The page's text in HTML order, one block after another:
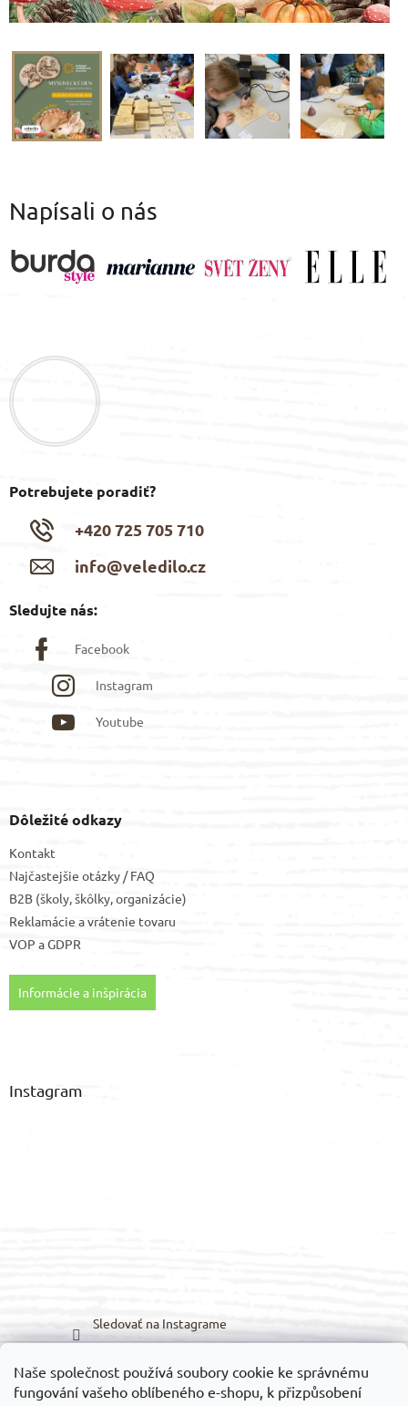
Naše společnost používá soubory cookie ke správnému
fungování vašeho oblíbeného e-shopu, k přizpůsobení
Napísali o nás
Potrebujete poradiť?
+420 725 705 710
info@veledilo.cz
Sledujte nás:
Facebook
Instagram
Youtube
Dôležité odkazy
Kontakt
Najčastejšie otázky / FAQ
B2B (školy, škôlky, organizácie)
Reklamácie a vrátenie tovaru
VOP aGDPR
Informácie a inšpirácia
Instagram
Sledovať na Instagrame
Možnosti prepravy: Možnosti platieb: